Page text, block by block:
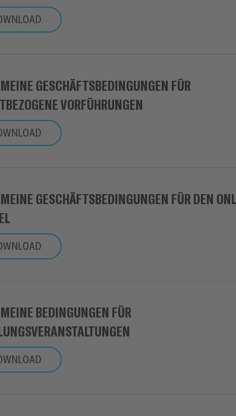
GESCHÄFTSBEDINGUNGEN FÜR
VORFÜHRUNGEN
GESCHÄFTSBEDINGUNGEN FÜR DEN
BEDINGUNGEN FÜR